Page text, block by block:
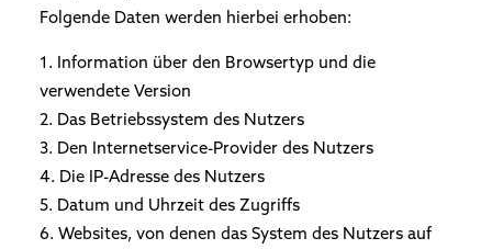
Folgende Daten werden hierbei erhoben:
1. Information über den Browsertyp und die
verwendete Version
2. Das Betriebssystem des Nutzers
3. Den Internetservice-Provider des Nutzers
4. Die IP-Adresse des Nutzers
5. Datum und Uhrzeit des Zugriffs
6. Websites, von denen das System des Nutzers auf